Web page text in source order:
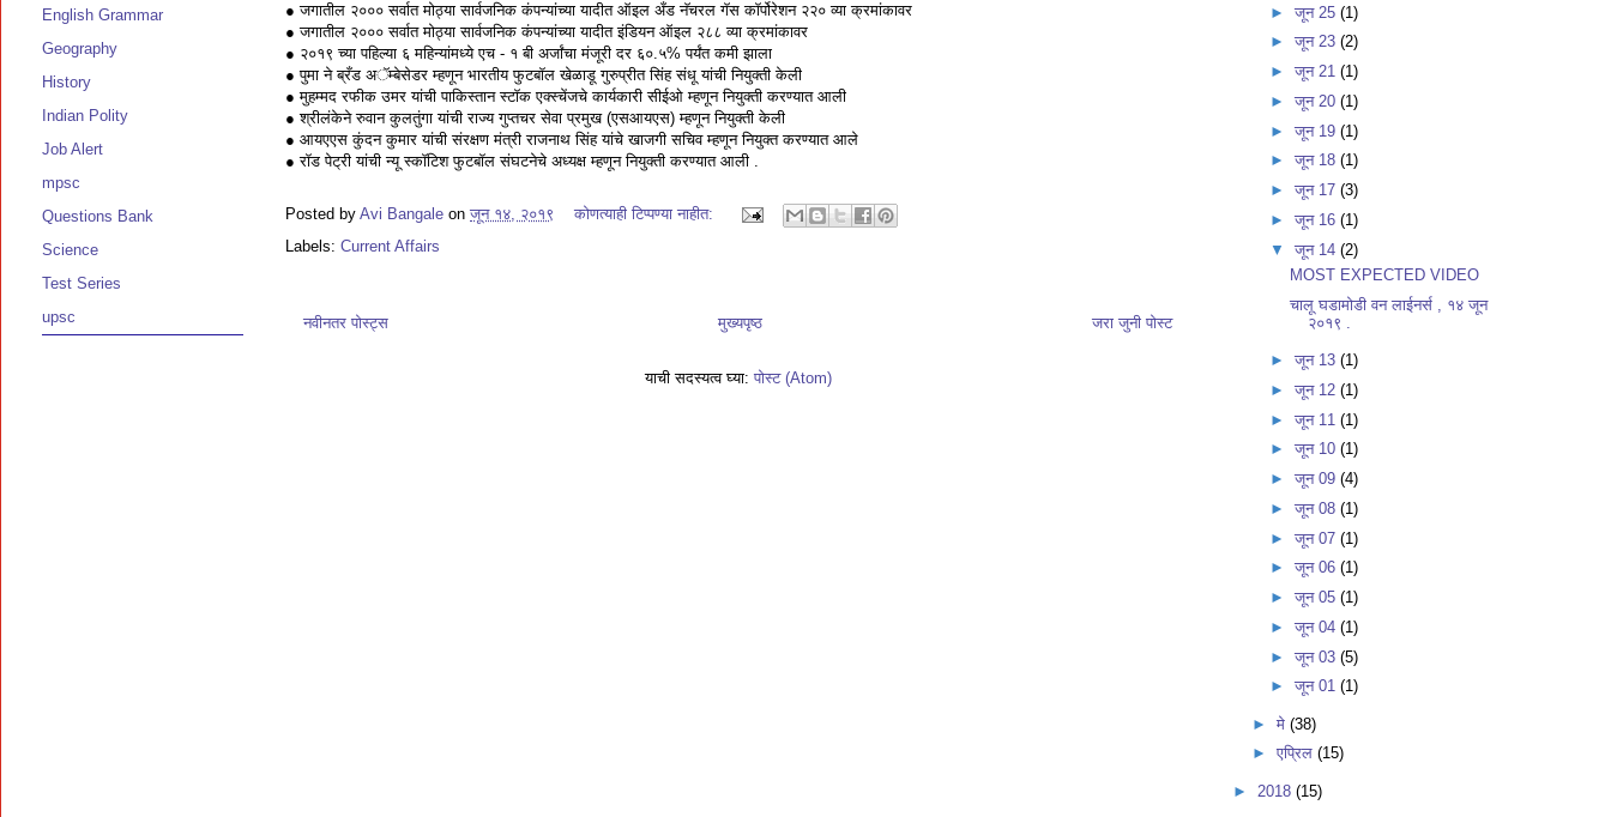
● जगातील २००० सर्वात मोठ्या सार्वजनिक कंपन्यांच्या यादीत ऑइल अँड नॅचरल गॅस कॉर्पोरेशन २२० व्या क्रमांकावर
● जगातील २००० सर्वात मोठ्या सार्वजनिक कंपन्यांच्या यादीत इंडियन ऑइल २८८ व्या क्रमांकावर
● २०१९ च्या पहिल्या ६ महिन्यांमध्ये एच - १ बी अर्जांचा मंजूरी दर ६०.५% पर्यंत कमी झाला
● पुमा ने ब्रँड अॅम्बेसेडर म्हणून भारतीय फुटबॉल खेळाडू गुरुप्रीत सिंह संधू यांची नियुक्ती केली
● मुहम्मद रफीक उमर यांची पाकिस्तान स्टॉक एक्स्चेंजचे कार्यकारी सीईओ म्हणून नियुक्ती करण्यात आली
● श्रीलंकेने रुवान कुलतुंगा यांची राज्य गुप्तचर सेवा प्रमुख (एसआयएस) म्हणून नियुक्ती केली
● आयएएस कुंदन कुमार यांची संरक्षण मंत्री राजनाथ सिंह यांचे खाजगी सचिव म्हणून नियुक्त करण्यात आले
● रॉड पेट्री यांची न्यू स्कॉटिश फुटबॉल संघटनेचे अध्यक्ष म्हणून नियुक्ती करण्यात आली .
Posted by Avi Bangale on जून १४, २०१९
कोणत्याही टिप्पण्‍या नाहीत:
Labels: Current Affairs
नवीनतर पोस्ट्स जरा जुनी पोस्ट
मुख्यपृष्ठ
याची सदस्यत्व घ्या: पोस्ट (Atom)
English Grammar
Geography
History
Indian Polity
Job Alert
mpsc
Questions Bank
Science
Test Series
upsc
►जून 25(1)
►जून 23(2)
►जून 21(1)
►जून 20(1)
►जून 19(1)
►जून 18(1)
►जून 17(3)
►जून 16(1)
▼जून 14(2)
MOST EXPECTED VIDEO
चालू घडामोडी वन लाईनर्स , १४ जून
२०१९ .
►जून 13(1)
►जून 12(1)
►जून 11(1)
►जून 10(1)
►जून 09(4)
►जून 08(1)
►जून 07(1)
►जून 06(1)
►जून 05(1)
►जून 04(1)
►जून 03(5)
►जून 01(1)
► मे (38)
► एप्रिल (15)
► 2018 (15)